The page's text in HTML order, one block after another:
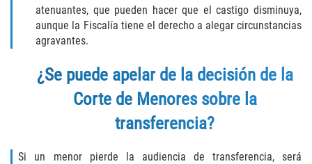
Driving Without a License
Evading an Officer
Hit and Run
Vehicular Manslaughter
atenuantes, que pueden hacer que el castigo disminuya,
aunque la Fiscalía tiene el derecho a alegar circunstancias
agravantes.
¿Se puede apelar de la decisión de la
Corte de Menores sobre la
transferencia?
Si un menor pierde la audiencia de transferencia, será